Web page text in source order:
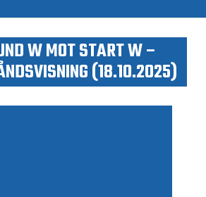
W MOT START W –
(18.10.2025)